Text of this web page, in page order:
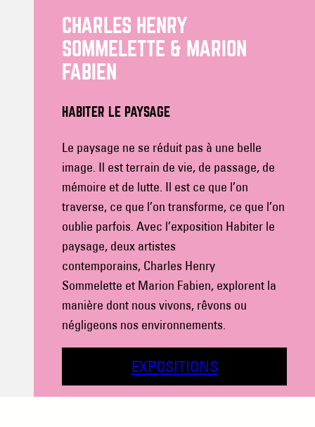
CHARLES HENRY
SOMMELETTE & MARION
FABIEN
HABITER LE PAYSAGE
Le paysage ne se réduit pas à une belle
image. Il est terrain de vie, de passage, de
mémoire et de lutte. Il est ce que l’on
traverse, ce que l’on transforme, ce que l’on
oublie parfois. Avec l’exposition Habiter le
paysage, deux artistes
contemporains, Charles Henry
Sommelette et Marion Fabien, explorent la
manière dont nous vivons, rêvons ou
négligeons nos environnements.
EXPOSITIONS